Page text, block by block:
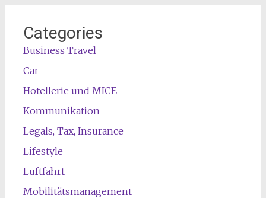
Categories
Business Travel
Car
Hotellerie und MICE
Kommunikation
Legals, Tax, Insurance
Lifestyle
Luftfahrt
Mobilitätsmanagement